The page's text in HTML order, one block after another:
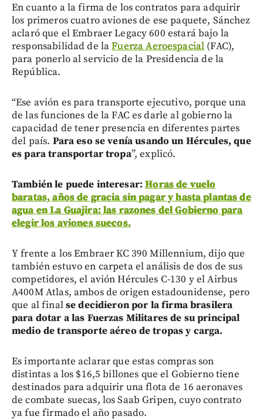
En cuanto a la firma de los contratos para adquirir
los primeros cuatro aviones de ese paquete, Sánchez
aclaró que el Embraer Legacy 600 estará bajo la
responsabilidad de laFuerza Aeroespacial (FAC),
para ponerlo al servicio de la Presidencia de la
República.
“Ese avión es para transporte ejecutivo, porque una
de las funciones de la FAC es darle al gobierno la
capacidad de tener presencia en diferentes partes
del país. Para eso se venía usando un Hércules, que
es para transportar tropa”, explicó.
También le puede interesar:Horas de vuelo
baratas, años de gracia sin pagar y hasta plantas de
agua en La Guajira: las razones del Gobierno para
elegir los aviones suecos.
Y frente a los Embraer KC 390 Millennium, dijo que
también estuvo en carpeta el análisis de dos de sus
competidores, el avión Hércules C-130 y el Airbus
A400M Atlas, ambos de origen estadounidense, pero
que al finalse decidieron por la firma brasilera
para dotar a las Fuerzas Militares de su principal
medio de transporte aéreo de tropas y carga.
Es importante aclarar que estas compras son
distintas a los $16,5 billones que el Gobierno tiene
destinados para adquirir una flota de 16 aeronaves
de combate suecas, los Saab Gripen, cuyo contrato
ya fue firmado el año pasado.